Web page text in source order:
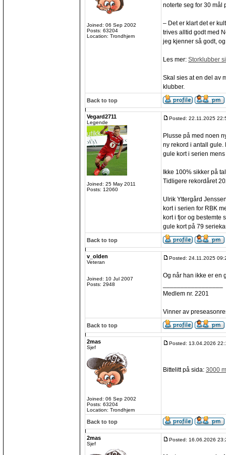
Joined: 06 Sep 2002
Posts: 63204
Location: Trondhjem
noterte seg for 30 mål
– Det er klart det er
trives alltid godt med
jeg kjenner så godt,
Les mer: Storklubber
Skal sies at en del av
klubber.
Back to top
Vegard2711
Legende
Joined: 25 May 2011
Posts: 12060
Posted: 22.11.2025
Plusse på med noen
ny rekord i antall gule.
gule kort i serien
Ikke 100% sikker på
Tidligere rekordåret
Ulrik Yttergård
kort i serien for RBK
kort i fjor og bestemte
gule kort på 79
Back to top
v_olden
Veteran
Joined: 10 Jul 2007
Posts: 2948
Posted: 24.11.2025
Og når han ikke er en
Medlem nr. 2201
Vinner av
Back to top
2mas
Sjef
Joined: 06 Sep 2002
Posts: 63204
Location: Trondhjem
Posted: 13.04.2026
Bittelitt på sida: 3000
Back to top
2mas
Sjef
Posted: 16.06.2026